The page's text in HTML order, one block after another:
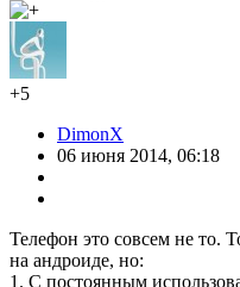
+5
DimonX
06 июня 2014, 06:18
Телефон это совсем не то.
на андроиде, но:
1. С постоянным